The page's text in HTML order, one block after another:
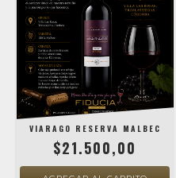
VIARAGO RESERVA MALBEC
$21.500,00